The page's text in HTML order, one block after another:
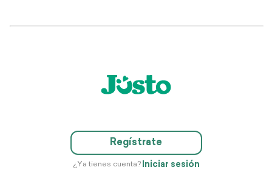
Regístrate
¿Ya tienes cuenta? Iniciar sesión